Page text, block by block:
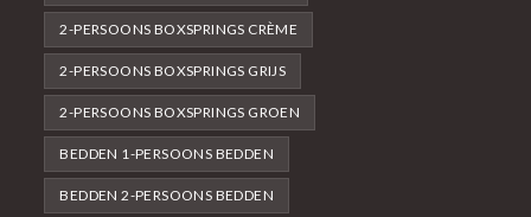
2-PERSOONS BOXSPRINGS CRÈME
2-PERSOONS BOXSPRINGS GRIJS
2-PERSOONS BOXSPRINGS GROEN
BEDDEN 1-PERSOONS BEDDEN
BEDDEN 2-PERSOONS BEDDEN